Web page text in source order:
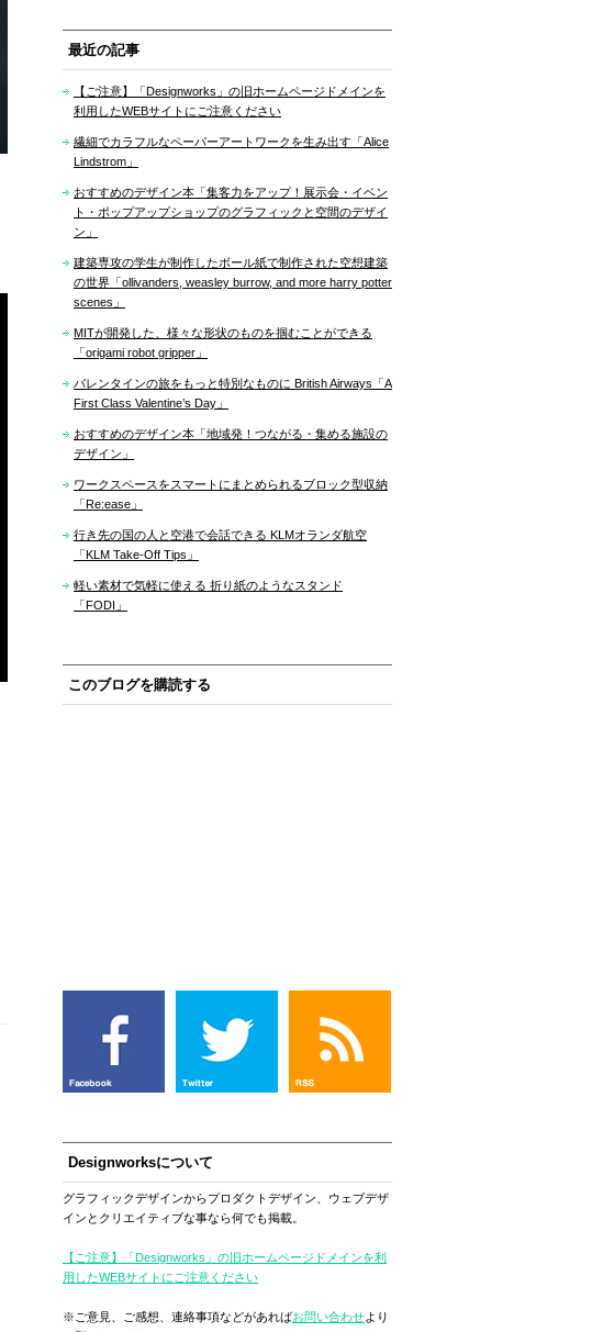
最近の記事
【ご注意】「Designworks」の旧ホームページドメインを
利用したWEBサイトにご注意ください
繊細でカラフルなペーパーアートワークを生み出す「Alice
Lindstrom」
おすすめのデザイン本「集客力をアップ！展示会・イベン
ト・ポップアップショップのグラフィックと空間のデザイ
ン」
建築専攻の学生が制作したボール紙で制作された空想建築
の世界「ollivanders, weasley burrow, and more harry potter
scenes」
MITが開発した、様々な形状のものを掴むことができる
「origami robot gripper」
バレンタインの旅をもっと特別なものに British Airways「A
First Class Valentine’s Day」
おすすめのデザイン本「地域発！つながる・集める施設の
デザイン」
ワークスペースをスマートにまとめられるブロック型収納
「Re:ease」
行き先の国の人と空港で会話できる KLMオランダ航空
「KLM Take-Off Tips」
軽い素材で気軽に使える 折り紙のようなスタンド
「FODI」
このブログを購読する
Designworksについて
グラフィックデザインからプロダクトデザイン、ウェブデザ
インとクリエイティブな事なら何でも掲載。
【ご注意】「Designworks」の旧ホームページドメインを利
用したWEBサイトにご注意ください
※ご意見、ご感想、連絡事項などがあればお問い合わせより